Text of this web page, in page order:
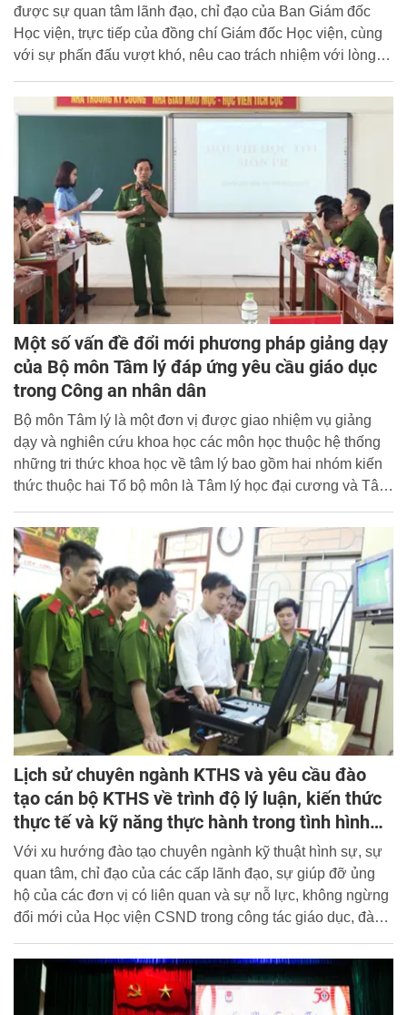
được sự quan tâm lãnh đạo, chỉ đạo của Ban Giám đốc
Học viện, trực tiếp của đồng chí Giám đốc Học viện, cùng
với sự phấn đấu vượt khó, nêu cao trách nhiệm với lòng
nghiên cứu, nhiều thế hệ cán bộ, Trung tâm Nghiên cứu tội
phạm học và Điều tra tội phạm đã có những bước phát
Một số vấn đề đổi mới phương pháp giảng dạy
của Bộ môn Tâm lý đáp ứng yêu cầu giáo dục
trong Công an nhân dân
Bộ môn Tâm lý là một đơn vị được giao nhiệm vụ giảng
dạy và nghiên cứu khoa học các môn học thuộc hệ thống
những tri thức khoa học về tâm lý bao gồm hai nhóm kiến
thức thuộc hai Tổ bộ môn là Tâm lý học đại cương và Tâm
Lịch sử chuyên ngành KTHS và yêu cầu đào
tạo cán bộ KTHS về trình độ lý luận, kiến thức
thực tế và kỹ năng thực hành trong tình hình
mới
Với xu hướng đào tạo chuyên ngành kỹ thuật hình sự, sự
quan tâm, chỉ đạo của các cấp lãnh đạo, sự giúp đỡ ủng
hộ của các đơn vị có liên quan và sự nỗ lực, không ngừng
đổi mới của Học viện CSND trong công tác giáo dục, đào
góp phần quan trọng trong nâng cao chất lượng đào tạo
học viên chuyên ngành KTHS, đáp ứng yêu cầu đào tạo
nguồn nhân lực cho lực lượng KTHS Công an các địa